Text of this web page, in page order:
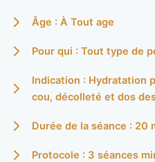
Âge : À Tout age
Pour qui : Tout type de
Indication : Hydratation
cou, décolleté et dos
Durée de la séance : 20
Protocole : 3 séances